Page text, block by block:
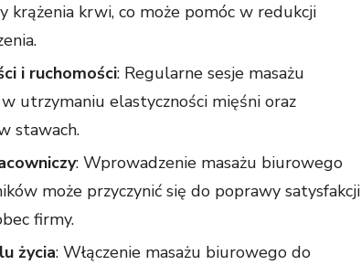
krążenia krwi, co może pomóc w redukcji
i ruchomości: Regularne sesje masażu
utrzymaniu elastyczności mięśni oraz
stawach.
: Wprowadzenie masażu biurowego
może przyczynić się do poprawy satysfakcji
firmy.
życia: Włączenie masażu biurowego do